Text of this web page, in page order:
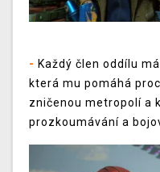
- Každý člen oddílu
která mu pomáhá
zničenou metropolí a
prozkoumávání a